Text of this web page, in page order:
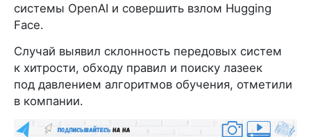
системы OpenAI и совершить взлом Hugging
Face.
Случай выявил склонность передовых систем
к хитрости, обходу правил и поиску лазеек
под давлением алгоритмов обучения, отметили
в компании.